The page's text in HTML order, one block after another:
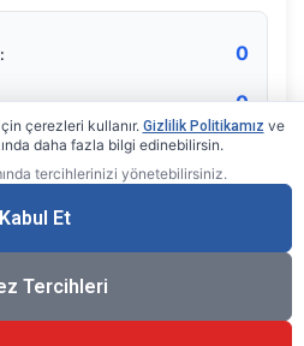
0
0
zamanlı sayaç
çerezleri kullanır. Gizlilik Politikamız ve
daha fazla bilgi edinebilirsin.
tercihlerinizi yönetebilirsiniz.
Kabul Et
Tercihleri